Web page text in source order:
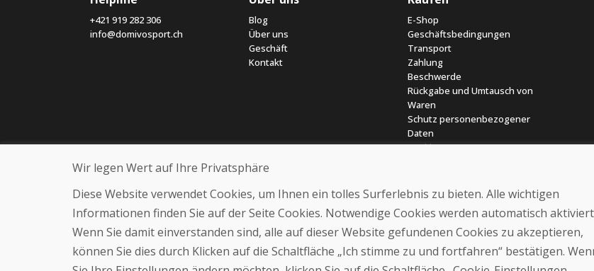
+421 919 282 306
info@domivosport.ch
Blog
Über uns
Geschäft
Kontakt
E-Shop
Geschäftsbedingungen
Transport
Zahlung
Beschwerde
Rückgabe und Umtausch von
Waren
Schutz personenbezogener
Daten
Cookies
© DOMIVOSPORT 2026, Alle Rechte vorbehalten
Wir legen Wert auf Ihre Privatsphäre
Diese Website verwendet Cookies, um Ihnen ein tolles Surferlebnis zu bieten. Alle wichtigen
Informationen finden Sie auf der Seite Cookies. Notwendige Cookies werden automatisch
Wenn Sie damit einverstanden sind, alle auf dieser Website gefundenen Cookies zu akzeptieren,
können Sie dies durch Klicken auf die Schaltfläche „Ich stimme zu und fortfahren“ bestätigen.